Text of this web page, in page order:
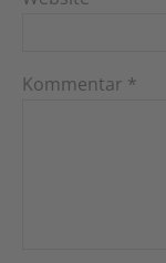
Kommentar *